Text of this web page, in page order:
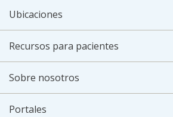
Ubicaciones
Recursos para pacientes
Sobre nosotros
Portales